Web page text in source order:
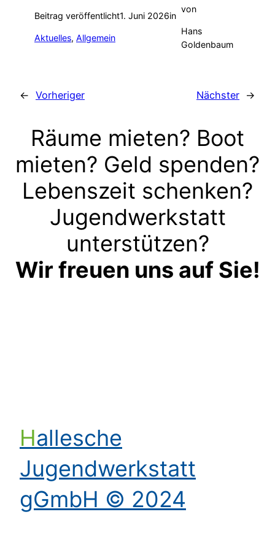
Beitrag veröffentlicht1. Juni 2026in
Aktuelles, Allgemein
von
Hans
Goldenbaum
← Vorheriger Nächster →
Räume mieten? Boot
mieten? Geld spenden?
Lebenszeit schenken?
Jugendwerkstatt
unterstützen?
Wir freuen uns auf Sie!
Hallesche
Jugendwerkstatt
gGmbH © 2024